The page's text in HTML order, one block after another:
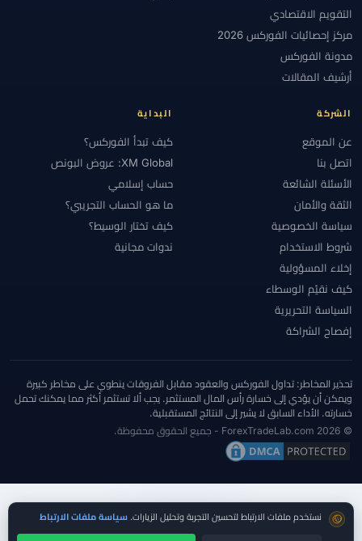
التقويم الاقتصادي
مركز إحصائيات الفوركس 2026
مدونة الفوركس
أرشيف المقالات
الشركة
عن الموقع
اتصل بنا
الأسئلة الشائعة
الثقة والأمان
سياسة الخصوصية
شروط الاستخدام
إخلاء المسؤولية
كيف نقيّم الوسطاء
السياسة التحريرية
إفصاح الشراكة
البداية
كيف تبدأ الفوركس؟
XM Global: عروض البونص
حساب إسلامي
ما هو الحساب التجريبي؟
كيف تختار الوسيط؟
ندوات مجانية
تحذير المخاطر: تداول الفوركس والعقود مقابل الفروقات ينطوي على مخاطر كبيرة
ويمكن أن يؤدي إلى خسارة رأس المال المستثمر. يجب ألا تستثمر أكثر مما يمكنك تحمل
خسارته. الأداء السابق لا يشير إلى النتائج المستقبلية.
© 2026 ForexTradeLab.com - جميع الحقوق محفوظة.
موافقة ملفات تعريف الارتباط
نستخدم ملفات الارتباط لتحسين التجربة وتحليل الزيارات. سياسة ملفات الارتباط